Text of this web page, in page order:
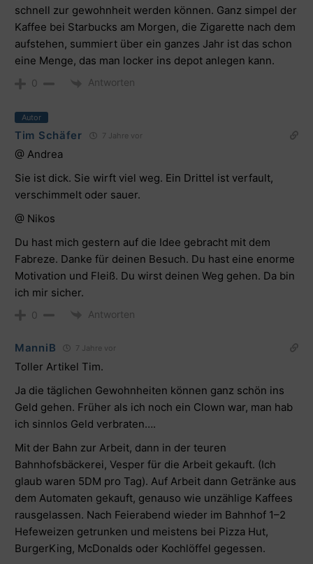
schnell zur gewohnheit werden können. Ganz simpel der
Kaffee bei Starbucks am Morgen, die Zigarette nach dem
aufstehen, summiert über ein ganzes Jahr ist das schon
eine Menge, das man locker ins depot anlegen kann.
0 Antworten
Autor
Tim Schäfer 7 Jahre vor
@ Andrea
Sie ist dick. Sie wirft viel weg. Ein Drittel ist verfault,
verschimmelt oder sauer.
@ Nikos
Du hast mich gestern auf die Idee gebracht mit dem
Fabreze. Danke für deinen Besuch. Du hast eine enorme
Motivation und Fleiß. Du wirst deinen Weg gehen. Da bin
ich mir sicher.
0 Antworten
ManniB 7 Jahre vor
Toller Artikel Tim.
Ja die täglichen Gewohnheiten können ganz schön ins
Geld gehen. Früher als ich noch ein Clown war, man hab
ich sinnlos Geld verbraten….
Mit der Bahn zur Arbeit, dann in der teuren
Bahnhofsbäckerei, Vesper für die Arbeit gekauft. (Ich
glaub waren 5DM pro Tag). Auf Arbeit dann Getränke aus
dem Automaten gekauft, genauso wie unzählige Kaffees
rausgelassen. Nach Feierabend wieder im Bahnhof 1–2
Hefeweizen getrunken und meistens bei Pizza Hut,
BurgerKing, McDonalds oder Kochlöffel gegessen.